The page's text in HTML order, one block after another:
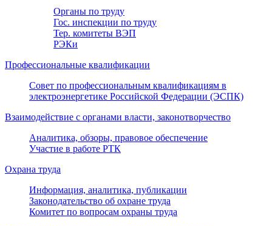
Органы по труду
Гос. инспекции по труду
Тер. комитеты ВЭП
РЭКи
Профессиональные квалификации
Совет по профессиональным квалификациям в
электроэнергетике Российской Федерации (ЭСПК)
Взаимодействие с органами власти, законотворчество
Аналитика, обзоры, правовое обеспечение
Участие в работе РТК
Охрана труда
Информация, аналитика, публикации
Законодательство об охране труда
Комитет по вопросам охраны труда